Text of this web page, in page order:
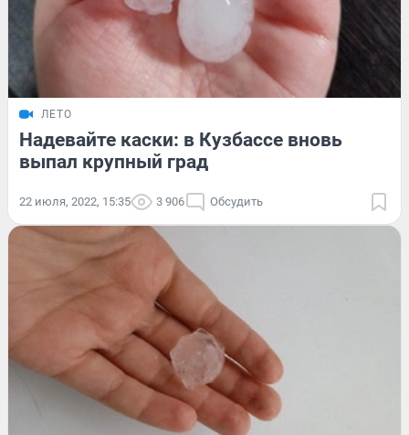
ЛЕТО
Надевайте каски: в Кузбассе вновь
выпал крупный град
22 июля, 2022, 15:35 3 906 Обсудить